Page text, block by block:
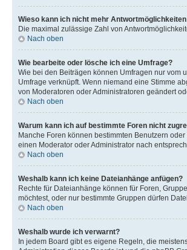
Wieso kann ich nicht mehr
Die maximal zulässige Zahl von
Nach oben
Wie bearbeite oder lösche ich eine Umfrage?
Wie bei den Beiträgen können Umfragen nur vom
Umfrage verknüpft. Wenn niemand eine Stimme
von Moderatoren oder Administratoren geändert
Nach oben
Warum kann ich auf bestimmte Foren nicht
Manche Foren können bestimmten Benutzern
einen Moderator oder Administrator nach
Nach oben
Weshalb kann ich keine Dateianhänge anfügen?
Rechte für Dateianhänge können für Foren,
möchtest, oder nur bestimmte Gruppen dürfen
Nach oben
Weshalb wurde ich verwarnt?
In jedem Board gibt es eigene Regeln, die